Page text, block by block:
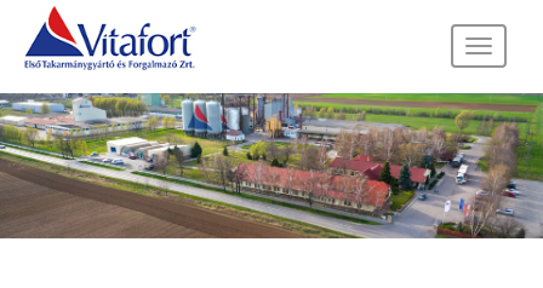
Toggle